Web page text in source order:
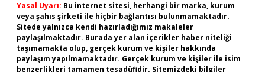
Yasal Uyarı: Bu internet sitesi, herhangi bir marka, kurum
veya şahıs şirketi ile hiçbir bağlantısı bulunmamaktadır.
Sitede yalnızca kendi hazırladığımız makaleler
paylaşılmaktadır. Burada yer alan içerikler haber niteliği
taşımamakta olup, gerçek kurum ve kişiler hakkında
paylaşım yapılmamaktadır. Gerçek kurum ve kişiler ile isim
benzerlikleri tamamen tesadüfidir. Sitemizdeki bilgiler